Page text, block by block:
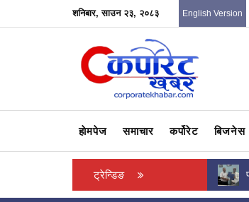
शनिबार, साउन २३, २०८३ English Version
हाेमपेज समाचार कर्पोरेट बिजनेस
ट्रेन्डिङ
पोडवे निर्माणसम्बन्धी सम्झौतापत्रमा हस्ताक्षर